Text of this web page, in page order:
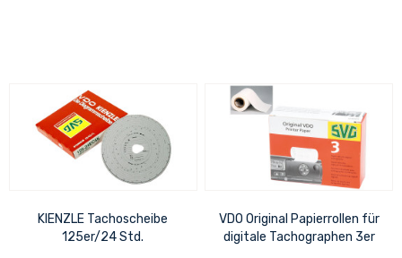
KIENZLE Tachoscheibe
125er/24 Std.
VDO Original Papierrollen für
digitale Tachographen 3er